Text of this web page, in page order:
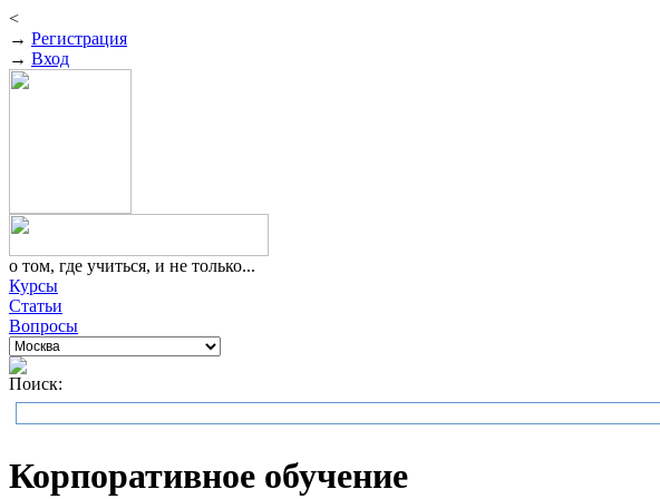
<
→ Регистрация
→ Вход
о том, где учиться, и не только...
Курсы
Статьи
Вопросы
Поиск:
Корпоративное обучение